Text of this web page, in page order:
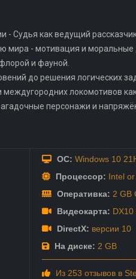
Судья как ведущий
мира - мотивация и
и фауной.
до решения логических
локомотивов
персонажи и
ОС: Windows 10
Процессор: Intel
Оперативка: 2 GB
Видеокарта: DX10
DirectX: версии 10
На диске: 2 GB
Из 253 отзывов в